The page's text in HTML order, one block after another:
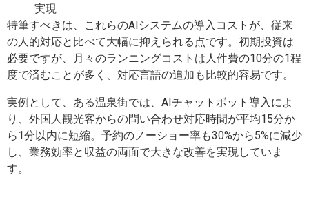
実現
特筆すべきは、これらのAIシステムの導入コストが、従来
の人的対応と比べて大幅に抑えられる点です。初期投資は
必要ですが、月々のランニングコストは人件費の10分の1程
度で済むことが多く、対応言語の追加も比較的容易です。
実例として、ある温泉街では、AIチャットボット導入によ
り、外国人観光客からの問い合わせ対応時間が平均15分か
ら1分以内に短縮。予約のノーショー率も30%から5%に減少
し、業務効率と収益の両面で大きな改善を実現していま
す。